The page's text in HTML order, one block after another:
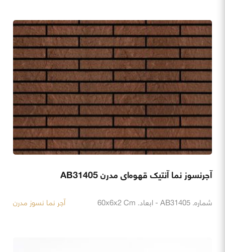
آجرنسوز نما آنتیک قهوه‌ای مدرن AB31405
شماره. AB31405 - ابعاد. 60x6x2 Cm آجر نما نسوز مدرن